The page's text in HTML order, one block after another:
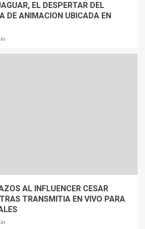
EL DESPERTAR DEL
DE ANIMACION UBICADA EN
AL INFLUENCER CESAR
TRANSMITIA EN VIVO PARA